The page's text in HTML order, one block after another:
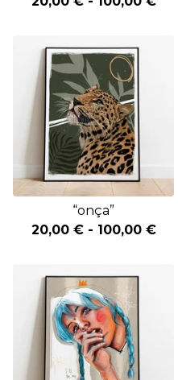
“onça”
20,00 €- 100,00 €